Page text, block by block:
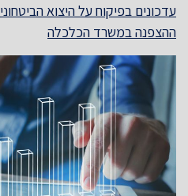
עדכונים בפיקוח על היצוא
ההצפנה במשרד הכלכלה